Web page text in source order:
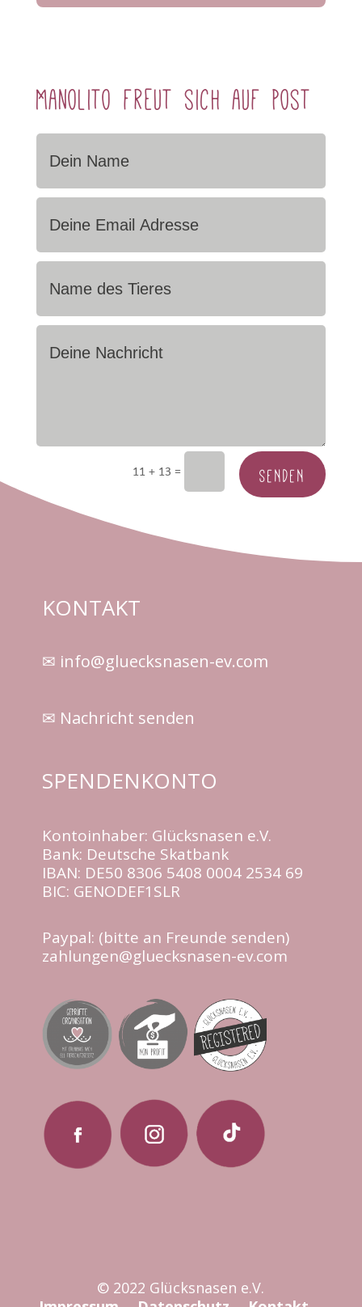
Manolito freut sich auf Post
11 + 13 = SENDEN
KONTAKT
✉ info@gluecksnasen-ev.com
✉ Nachricht senden
SPENDENKONTO
Kontoinhaber: Glücksnasen e.V.
Bank: Deutsche Skatbank
IBAN: DE50 8306 5408 0004 2534 69
BIC: GENODEF1SLR
Paypal: (bitte an Freunde senden)
zahlungen@gluecksnasen-ev.com
© 2022 Glücksnasen e.V.